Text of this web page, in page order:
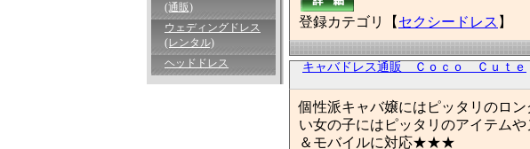
(通販)
ウェディングドレス
(レンタル)
ヘッドドレス
登録カテゴリ【 セクシードレス 】
キャバドレス通販 Ｃｏｃｏ Ｃｕｔｅ
個性派キャバ嬢にはピッタリのロ
い女の子にはピッタリのアイテム
＆モバイルに対応★★★